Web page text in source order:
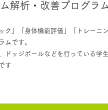
解析・改善プログラム
ク」「身体機能評価」「トレーニ
ムです。
ドッジボールなどを行っている学
す